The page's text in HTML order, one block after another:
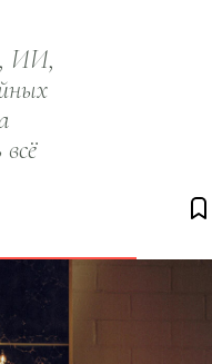
ИИ,